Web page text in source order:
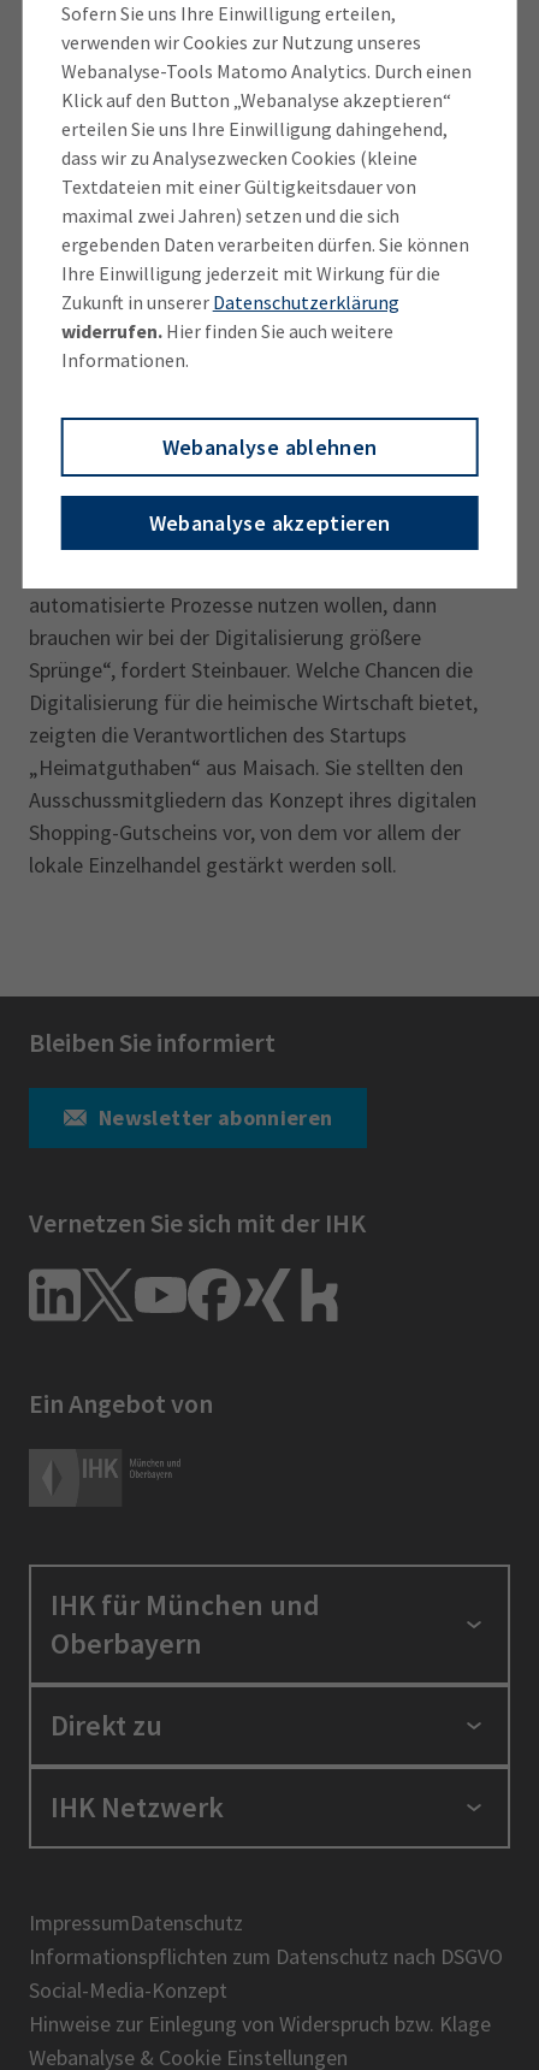
Sofern Sie uns Ihre Einwilligung erteilen,
verwenden wir Cookies zur Nutzung unseres
Webanalyse-Tools Matomo Analytics. Durch einen
Klick auf den Button „Webanalyse akzeptieren“
erteilen Sie uns Ihre Einwilligung dahingehend,
dass wir zu Analysezwecken Cookies (kleine
Textdateien mit einer Gültigkeitsdauer von
maximal zwei Jahren) setzen und die sich
ergebenden Daten verarbeiten dürfen. Sie können
Ihre Einwilligung jederzeit mit Wirkung für die
Zukunft in unserer Datenschutzerklärung
widerrufen.Hier finden Sie auch weitere
Informationen.
Webanalyse ablehnen
Webanalyse akzeptieren
„Damit unsere Unternehmen nicht alleine für die
hohen Kosten aufkommen müssen, gibt es die
staatlichen Fördermittel. Diese müssen aber auch
angefragt und genutzt werden“, sagt Michael
Steinbauer, Vorsitzender des IHK-
Regionalausschusses Fürstenfeldbruck. „Daher
wollen wir die Kommunen einbinden und aufrufen,
alle vorhandenen Fördermittel zu nutzen und so den
Ausbau der digitalen Infrastruktur gemeinsam
voranzubringen, um die hiesigen Betriebe zu
unterstützen.“
für sein Geschäft eine leistungsfähige und stabile
Internetverbindung brauche, diese sei in der
„Wenn wir als Landkreis wettbewerbsfähig bleiben
automatisierte Prozesse nutzen wollen, dann
brauchen wir bei der Digitalisierung größere
Sprünge“, fordert Steinbauer. Welche Chancen die
Digitalisierung für die heimische Wirtschaft bietet,
zeigten die Verantwortlichen des Startups
„Heimatguthaben“ aus Maisach. Sie stellten den
Ausschussmitgliedern das Konzept ihres digitalen
Shopping-Gutscheins vor, von dem vor allem der
lokale Einzelhandel gestärkt werden soll.
Bleiben Sie informiert
Newsletter abonnieren
Vernetzen Sie sich mit der IHK
Ein Angebot von
IHK für München und
Oberbayern
Standortpolitik
Berufszugang
Über uns
Direkt zu
Positionen
Presse
IHK-Magazin
IHK Netzwerk
BIHK
DIHK
AHK
IHK-Standortportal Bayern
ImpressumDatenschutz
Informationspflichten zum Datenschutz nach DSGVO
Social-Media-Konzept
Hinweise zur Einlegung von Widerspruch bzw. Klage
Webanalyse & Cookie Einstellungen